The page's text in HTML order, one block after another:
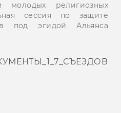
религиозных
сессия по защите
под эгидой Альянса